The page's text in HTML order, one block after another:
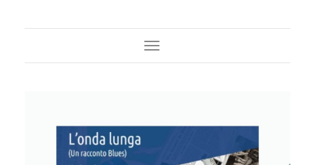
Toggle Navigation